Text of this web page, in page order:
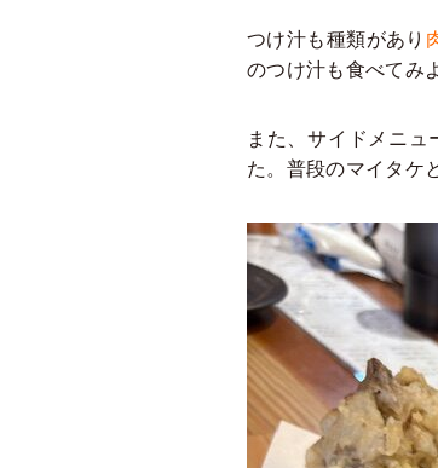
つけ汁も種類があり
のつけ汁も食べてみ
また、サイドメニュ
た。普段のマイタケ